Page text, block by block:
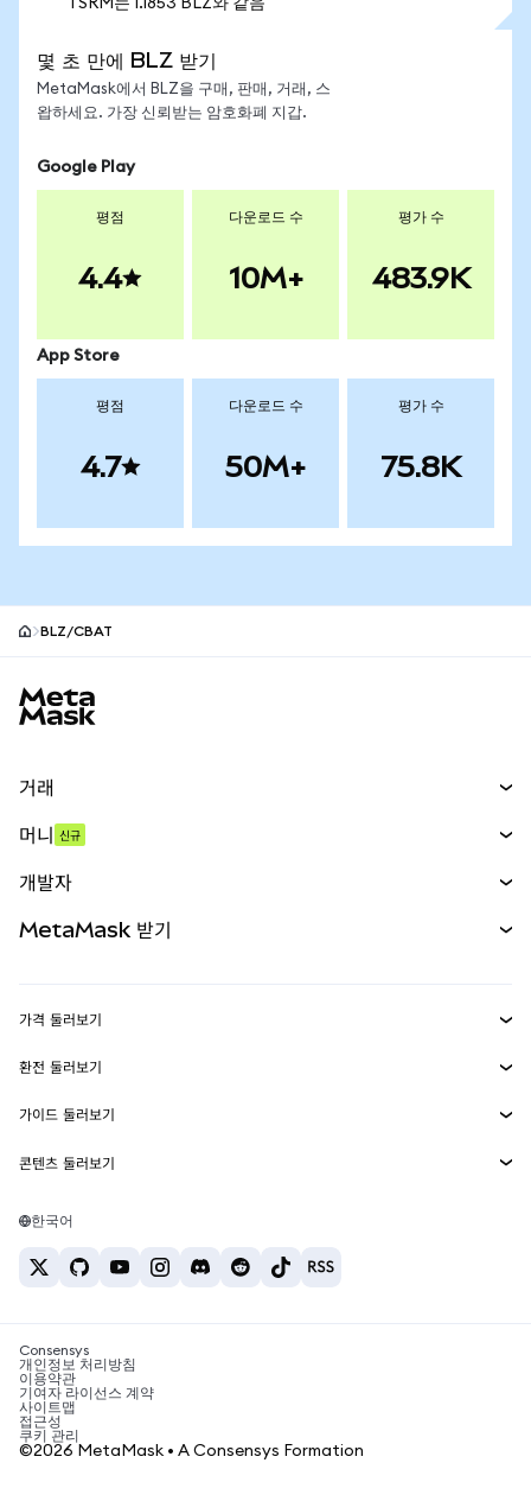
1 SRM는 1.1853 BLZ와 같음
몇 초 만에 BLZ 받기
MetaMask에서 BLZ을 구매, 판매, 거래, 스
왑하세요. 가장 신뢰받는 암호화폐 지갑.
Google Play
평점
4.4
다운로드 수
10M+
평가 수
483.9K
App Store
평점
4.7
다운로드 수
50M+
평가 수
75.8K
BLZ/CBAT
거래
무기한 선물
실물자산
머니 신규
개발자
MetaMask Connect
Snaps
웹3 서비스
MetaMask 받기
보안
고객 지원
채용
가격 둘러보기
이더리움 가격
솔라나 가격
테더 가격
환전 둘러보기
ETH를 USD로 환전
USDT를 INR로 환전
BTC를 INR로 환전
ETH를 USDT로 환전
가이드 둘러보기
ETH 매수
USDT 매수
SHIB 매수
BNB 매수
콘텐츠 둘러보기
솔라나 지갑
암호화폐 세금 뉴스
암호화폐 매수 방법
비트코인 매도 방법
한국어
Consensys
개인정보 처리방침
이용약관
기여자 라이선스 계약
사이트맵
접근성
쿠키 관리
©2026 MetaMask • A Consensys Formation